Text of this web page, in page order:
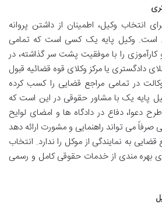
انتخاب وکیل، اطمینان از داشتن پروانه
است. وکیل پایه یک کسی است که تمامی
را با موفقیت پشت سر گذاشته، در
دادگستری یا مرکز وکلای قوه قضائیه قبول
در تمامی مراجع قضایی را کسب کرده
پایه یک با مشاور حقوقی در این است که
دعوا، دفاع در دادگاه ها و امضای لوایح
صرفاً می تواند راهنمایی و مشورت ارائه دهد
به نمایندگی از موکل را ندارد. انتخاب
بهره مندی از خدمات حقوقی کامل و رسمی